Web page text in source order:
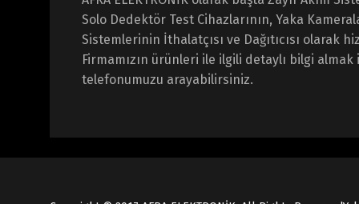
Solo Dedektör Test Cihazlarının, Yaka
Sistemlerinin İthalatçısı ve Dağıtıcısı olarak
Firmamızın ürünleri ile ilgili detaylı bilgi almak
telefonumuzu arayabilirsiniz.